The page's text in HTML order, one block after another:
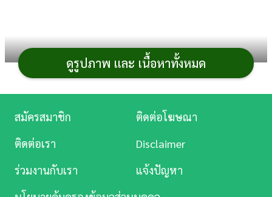
ดูรูปภาพ และ เนื้อหาทั้งหมด
บันเทิง
ดู
Music
สมัครสมาชิก
ติดต่อโฆษณา
ติดต่อเรา
Disclaimer
ร่วมงานกับเรา
แจ้งปัญหา